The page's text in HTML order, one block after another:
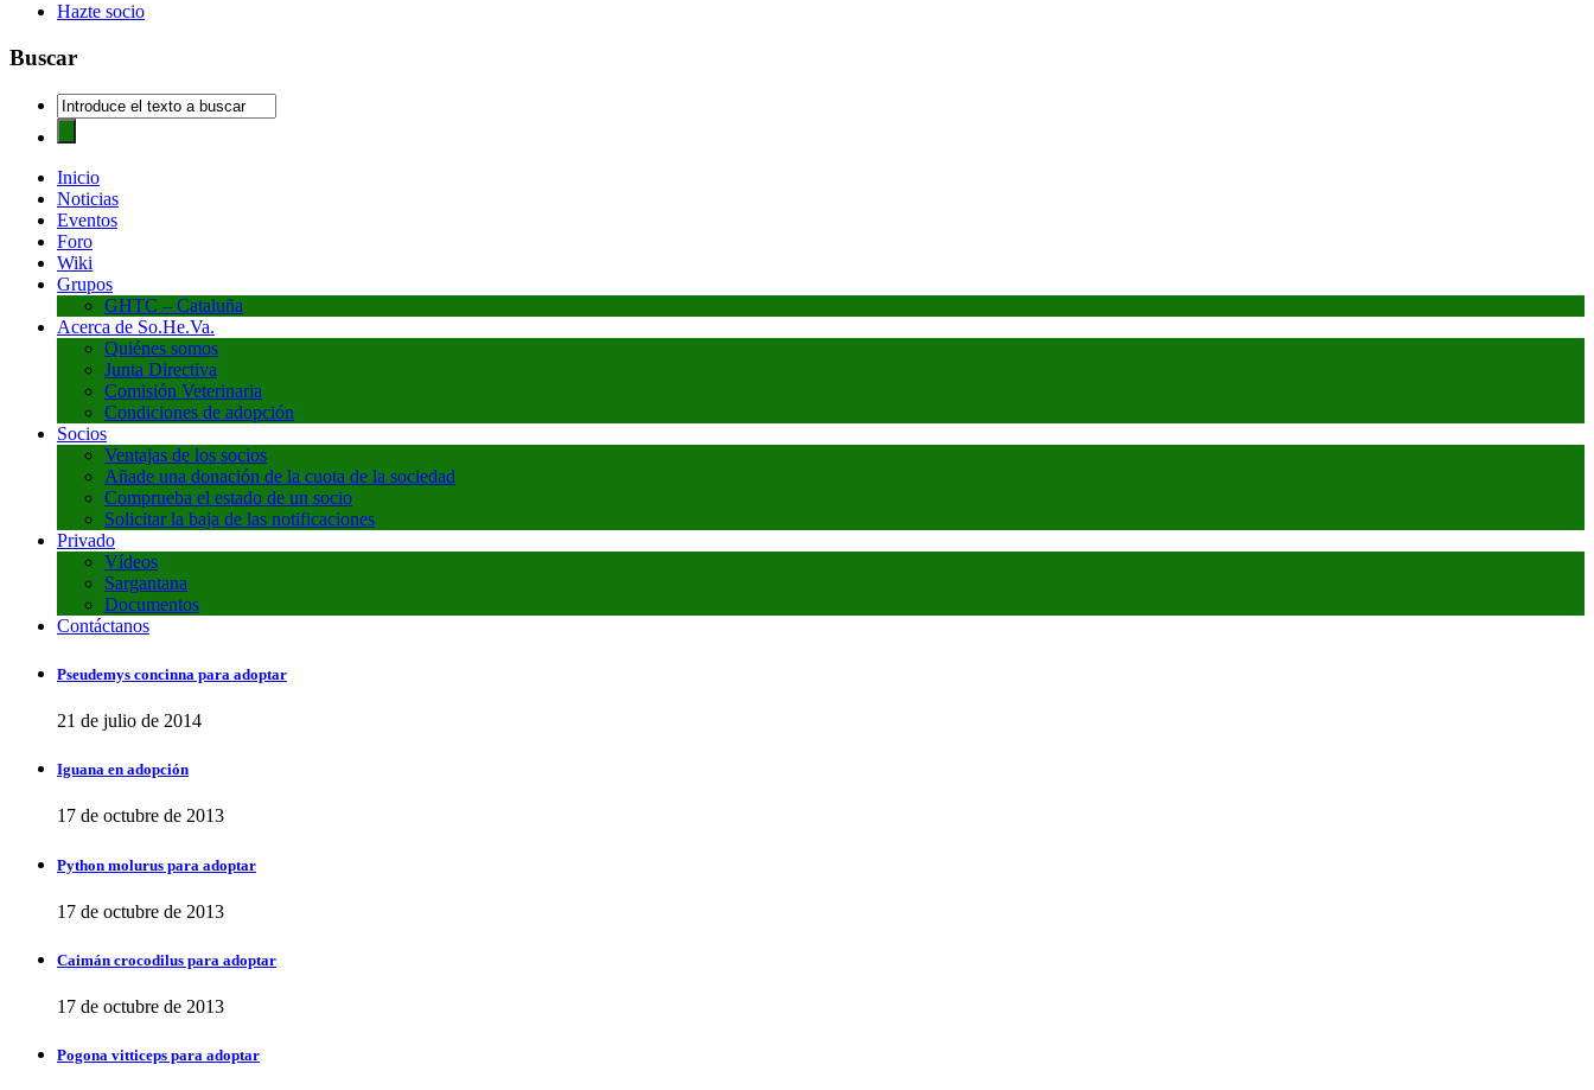
Hazte socio
Buscar
Inicio
Noticias
Eventos
Foro
Wiki
Grupos
GHTC – Cataluña
Acerca de So.He.Va.
Quiénes somos
Junta Directiva
Comisión Veterinaria
Condiciones de adopción
Socios
Ventajas de los socios
Añade una donación de la cuota de la sociedad
Comprueba el estado de un socio
Solicitar la baja de las notificaciones
Privado
Vídeos
Sargantana
Documentos
Contáctanos
Pseudemys concinna para adoptar
21 de julio de 2014
Iguana en adopción
17 de octubre de 2013
Python molurus para adoptar
17 de octubre de 2013
Caimán crocodilus para adoptar
17 de octubre de 2013
Pogona vitticeps para adoptar